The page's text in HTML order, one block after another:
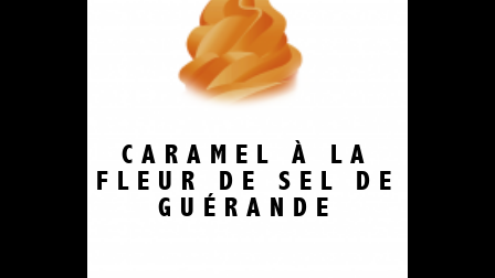
CARAMEL À LA
FLEUR DE SEL DE
GUÉRANDE